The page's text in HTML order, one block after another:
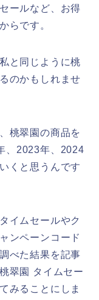
ールなど、お得
らです。
と同じように桃
のかもしれませ
桃翠園の商品を
、2023年、2024
くと思うんです
イムセールやク
ンペーンコード
べた結果を記事
翠園 タイムセー
みることにしま